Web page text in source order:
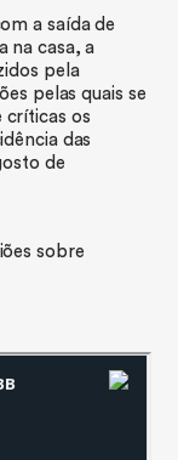
a saída de
na casa, a
pela
pelas quais se
críticas os
das
de
sobre